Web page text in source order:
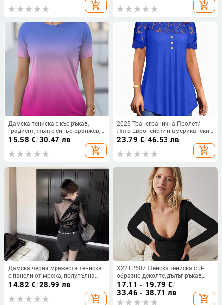
add_shopping_cart add_shopping_cart
Дамска тениска с къс ръкав,
градиент, жълто-синьо-оранжев, с
щампа и кръгло деколте,
15.58 €/30.47 лв
add_shopping_cart
2025 Трансгранична Пролет/
Лято Европейски и американски
Ново дамско облекло
Едноцветна дантелена тениска с
къс ръкав и кръгло деколте
23.79 €/46.53 лв
add_shopping_cart
Дамска черна мрежеста тениска
с панели от мрежа, полупълна
яка, тънка и прилепнала за
14.82 €/28.99 лв
add_shopping_cart
X22TP607 Женска тениска с U-
образно деколте, дълъг ръкав,
секси открит гръб, ежедневна
тясна кройка
17.11 - 19.79 €/
33.46 - 38.71 лв
add_shopping_cart